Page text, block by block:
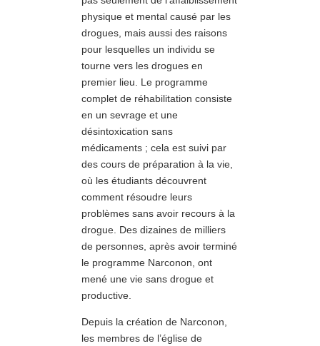
physique et mental causé par les
drogues, mais aussi des raisons
pour lesquelles un individu se
tourne vers les drogues en
premier lieu. Le programme
complet de réhabilitation consiste
en un sevrage et une
désintoxication sans
médicaments ; cela est suivi par
des cours de préparation à la vie,
où les étudiants découvrent
comment résoudre leurs
problèmes sans avoir recours à la
drogue. Des dizaines de milliers
de personnes, après avoir terminé
le programme Narconon, ont
mené une vie sans drogue et
productive.
Depuis la création de Narconon,
les membres de l’église de